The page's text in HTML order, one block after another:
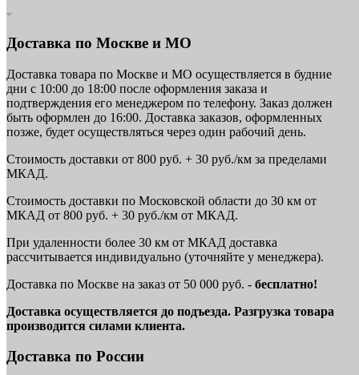
Доставка по Москве и МО
Доставка товара по Москве и МО осуществляется в будние
дни с 10:00 до 18:00 после оформления заказа и
подтверждения его менеджером по телефону. Заказ должен
быть оформлен до 16:00. Доставка заказов, оформленных
позже, будет осуществляться через один рабочий день.
Стоимость доставки от 800 руб. + 30 руб./км за пределами
МКАД.
Стоимость доставки по Московской области до 30 км от
МКАД от 800 руб. + 30 руб./км от МКАД.
При удаленности более 30 км от МКАД доставка
рассчитывается индивидуально (уточняйте у менеджера).
Доставка по Москве на заказ от 50 000 руб. - бесплатно!
Доставка осуществляется до подъезда. Разгрузка товара
производится силами клиента.
Доставка по России